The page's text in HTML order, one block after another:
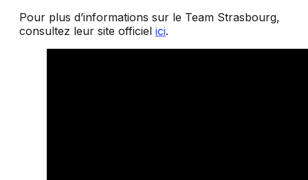
Pour plus d’informations sur le Team Strasbourg,
consultez leur site officiel ici.